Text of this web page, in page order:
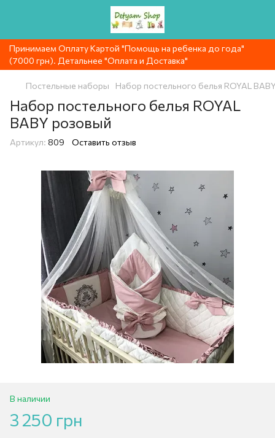
Принимаем Оплату Картой "Помощь на ребенка до года"
(7000 грн). Детальнее "Оплата и Доставка"
Постельные наборы Набор постельного белья ROYAL
Набор постельного белья ROYAL
BABY розовый
Артикул: 809 Оставить отзыв
В наличии
3 250 грн